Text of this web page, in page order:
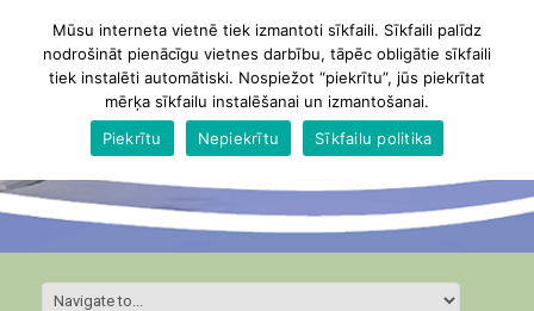
Mūsu interneta vietnē tiek izmantoti sīkfaili. Sīkfaili palīdz
nodrošināt pienācīgu vietnes darbību, tāpēc obligātie sīkfaili
tiek instalēti automātiski. Nospiežot “piekrītu”, jūs piekrītat
mērķa sīkfailu instalēšanai un izmantošanai.
Piekrītu
Nepiekrītu Sīkfailu politika